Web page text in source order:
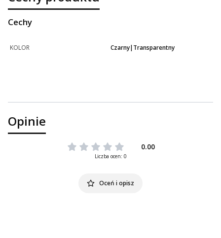
Cechy
KOLOR Czarny|Transparentny
Opinie
0.00
Liczba ocen: 0
Oceń i opisz